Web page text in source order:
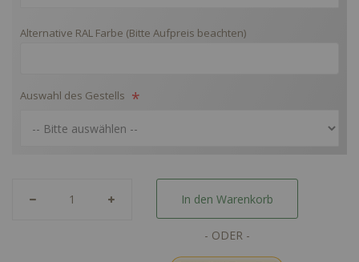
Alternative RAL Farbe (Bitte Aufpreis beachten)
Auswahl des Gestells
In den Warenkorb